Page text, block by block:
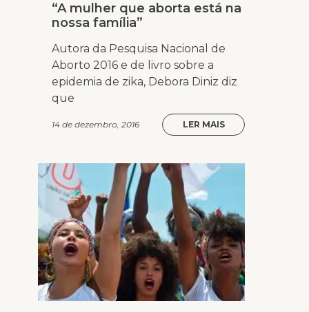
“A mulher que aborta está na
nossa família”
Autora da Pesquisa Nacional de
Aborto 2016 e de livro sobre a
epidemia de zika, Debora Diniz diz
que
14 de dezembro, 2016 LER MAIS